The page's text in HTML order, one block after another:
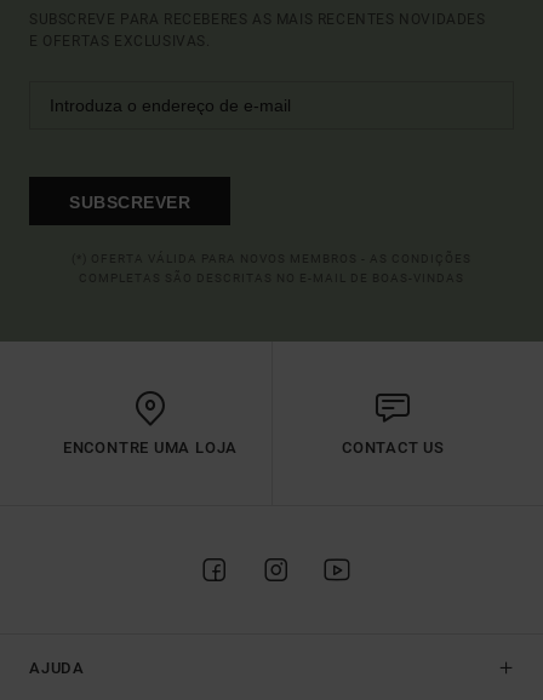
SUBSCREVE PARA RECEBERES AS MAIS RECENTES NOVIDADES
E OFERTAS EXCLUSIVAS.
SUBSCREVER
ENCONTRE UMA LOJA CONTACT US
AJUDA